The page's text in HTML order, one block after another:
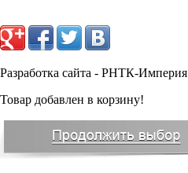
Разработка сайта - РНТК-Империя
Товар добавлен в корзину!